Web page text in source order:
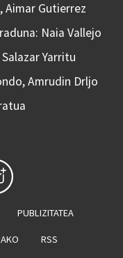
Aimar Gutierrez
Naia Vallejo
Yarritu
Amrudin Drljo
PUBLIZITATEA
RSS